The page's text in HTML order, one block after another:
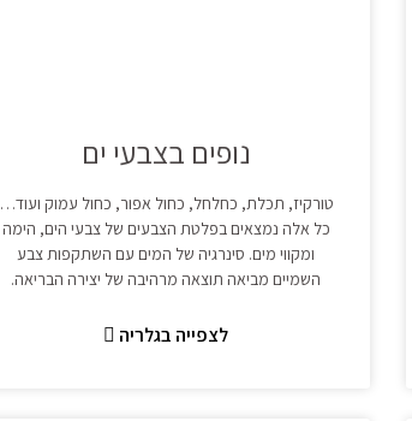
נופים בצבעי ים
טורקיז, תכלת, כחלחל, כחול אפור, כחול עמוק ועוד…
כל אלה נמצאים בפלטת הצבעים של צבעי הים, הימה
ומקווי מים. סינרגיה של המים עם השתקפות צבע
השמיים מביאה תוצאה מרהיבה של יצירה הבריאה.
לצפייה בגלריה